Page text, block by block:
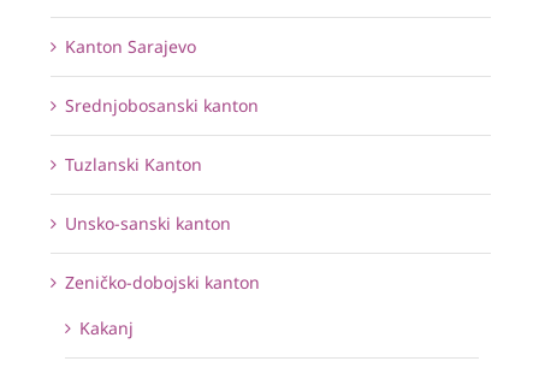
Kanton Sarajevo
Srednjobosanski kanton
Tuzlanski Kanton
Unsko-sanski kanton
Zeničko-dobojski kanton
Kakanj